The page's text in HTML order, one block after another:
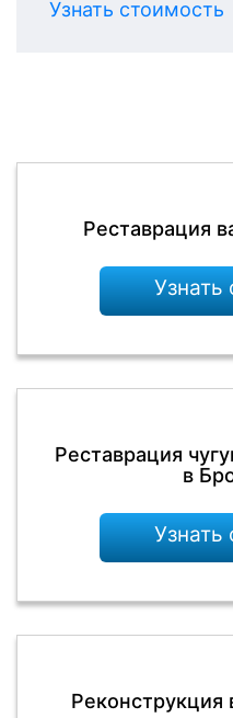
Узнать стоимость
Реставрация
Узнать
Реставрация
в
Узнать
Реконструкция